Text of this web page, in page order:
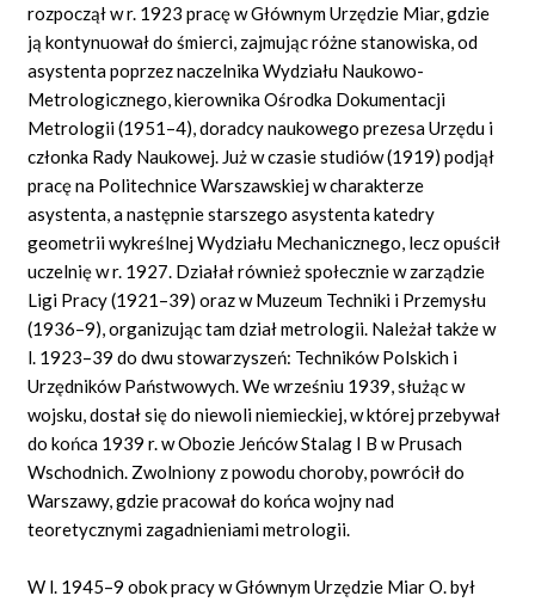
rozpoczął w r. 1923 pracę w Głównym Urzędzie Miar, gdzie
ją kontynuował do śmierci, zajmując różne stanowiska, od
asystenta poprzez naczelnika Wydziału Naukowo-
Metrologicznego, kierownika Ośrodka Dokumentacji
Metrologii (1951–4), doradcy naukowego prezesa Urzędu i
członka Rady Naukowej. Już w czasie studiów (1919) podjął
pracę na Politechnice Warszawskiej w charakterze
asystenta, a następnie starszego asystenta katedry
geometrii wykreślnej Wydziału Mechanicznego, lecz opuścił
uczelnię w r. 1927. Działał również społecznie w zarządzie
Ligi Pracy (1921–39) oraz w Muzeum Techniki i Przemysłu
(1936–9), organizując tam dział metrologii. Należał także w
l. 1923–39 do dwu stowarzyszeń: Techników Polskich i
Urzędników Państwowych. We wrześniu 1939, służąc w
wojsku, dostał się do niewoli niemieckiej, w której przebywał
do końca 1939 r. w Obozie Jeńców Stalag I B w Prusach
Wschodnich. Zwolniony z powodu choroby, powrócił do
Warszawy, gdzie pracował do końca wojny nad
teoretycznymi zagadnieniami metrologii.
W l. 1945–9 obok pracy w Głównym Urzędzie Miar O. był